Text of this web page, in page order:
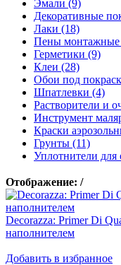
Эмали (9)
Декоративные
Лаки (18)
Пены монтажные
Герметики (9)
Клеи (28)
Обои под
Шпатлевки (4)
Растворители и
Инструмент
Краски
Грунты (11)
Уплотнители для
Отображение: /
Decorazza: Primer Di
наполнителем
Добавить в избранное